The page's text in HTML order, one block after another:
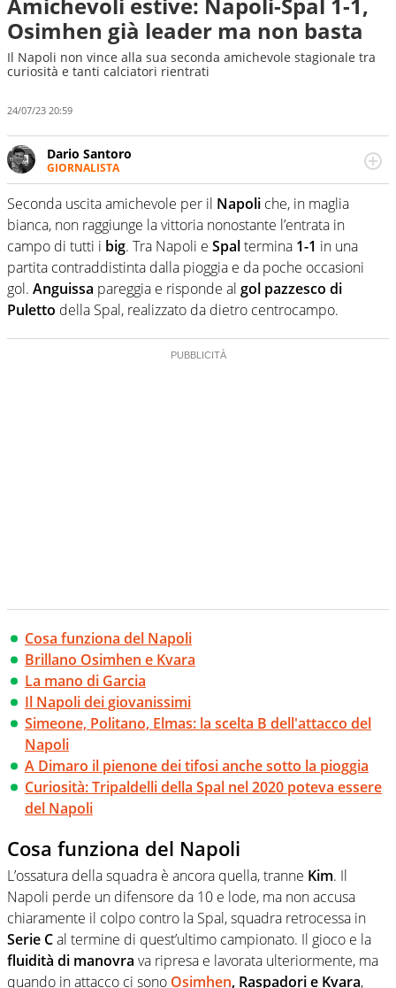
Osimhen già leader ma non basta
Il Napoli non vince alla sua seconda amichevole stagionale tra
curiosità e tanti calciatori rientrati
24/07/23 20:59
Dario Santoro
GIORNALISTA
Scrive, commenta, racconta lo sport in tutte le
sfaccettature. Tocca l'apice quando ha modo di
concentrarsi sulle interviste ai grandi protagonisti
Seconda uscita amichevole per il Napoli che, in maglia
bianca, non raggiunge la vittoria nonostante l’entrata in
campo di tutti i big. Tra Napoli e Spaltermina 1-1 in una
partita contraddistinta dalla pioggia e da poche occasioni
gol. Anguissa pareggia e risponde al gol pazzesco di
Puletto della Spal, realizzato da dietro centrocampo.
Cosa funziona del Napoli
Brillano Osimhen e Kvara
La mano di Garcia
Il Napoli dei giovanissimi
Simeone, Politano, Elmas: la scelta B dell'attacco del
Napoli
A Dimaro il pienone dei tifosi anche sotto la pioggia
Curiosità: Tripaldelli della Spal nel 2020 poteva essere
del Napoli
Cosa funziona del Napoli
L’ossatura della squadra è ancora quella, tranne Kim. Il
Napoli perde un difensore da 10 e lode, ma non accusa
chiaramente il colpo contro la Spal, squadra retrocessa in
Serie Cal termine di quest’ultimo campionato. Il gioco e la
fluidità di manovra va ripresa e lavorata ulteriormente, ma
quando in attacco ci sono Osimhen, Raspadori e Kvara,